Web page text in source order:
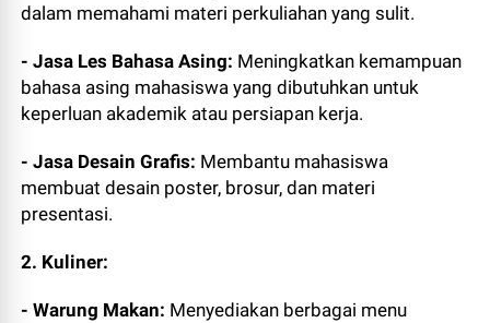
dalam memahami materi perkuliahan yang sulit.
- Jasa Les Bahasa Asing: Meningkatkan kemampuan
bahasa asing mahasiswa yang dibutuhkan untuk
keperluan akademik atau persiapan kerja.
- Jasa Desain Grafis: Membantu mahasiswa
membuat desain poster, brosur, dan materi
presentasi.
2. Kuliner:
- Warung Makan: Menyediakan berbagai menu